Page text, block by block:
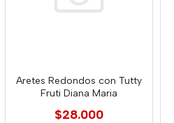
Aretes Redondos con Tutty
Fruti Diana Maria
$28.000